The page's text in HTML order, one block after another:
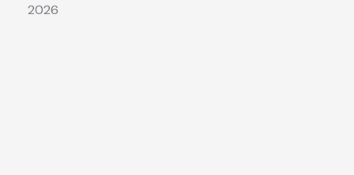
2026